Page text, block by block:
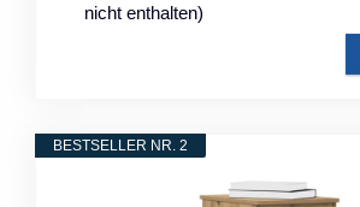
nicht enthalten)
BESTSELLER NR. 2